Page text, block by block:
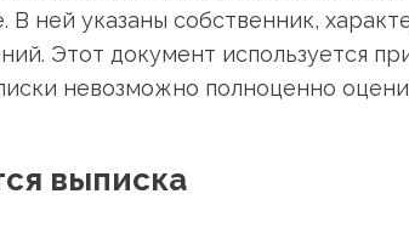
ней указаны собственник,
Этот документ используется
невозможно полноценно
выписка